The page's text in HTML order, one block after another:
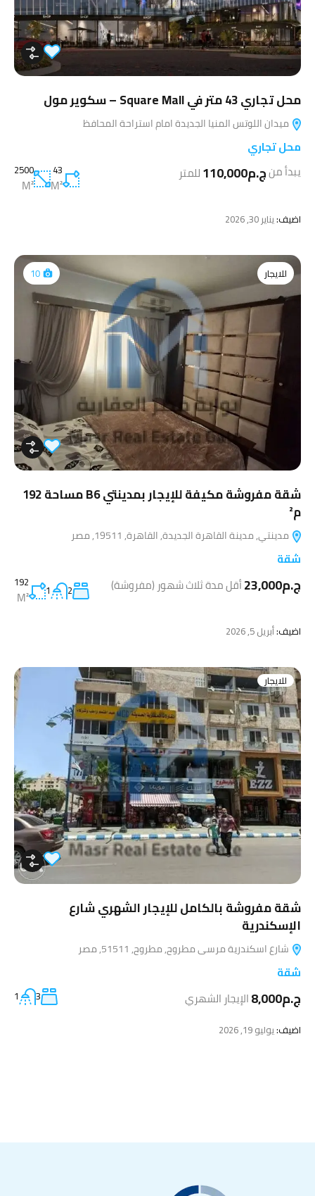
محل تجاري 43 متر في Square Mall – سكوير مول
ميدان اللوتس المنيا الجديدة امام استراحة المحافظ
محل تجاري
يبدأ منج.م110,000 للمتر 43
M²
2500
M²
اضيف:يناير 30, 2026
للايجار 10
شقة مفروشة مكيفة للإيجار بمدينتي B6 مساحة 192
م²
مدينتي, مدينة القاهرة الجديدة, القاهرة, 19511, مصر
شقة
ج.م23,000 أقل مدة ثلاث شهور (مفروشة) 2
1
192
M²
اضيف:أبريل 5, 2026
للايجار
شقة مفروشة بالكامل للإيجار الشهري شارع
الإسكندرية
شارع اسكندرية مرسى مطروح, مطروح, 51511, مصر
شقة
ج.م8,000 الإيجار الشهري 3
1
اضيف:يوليو 19, 2026